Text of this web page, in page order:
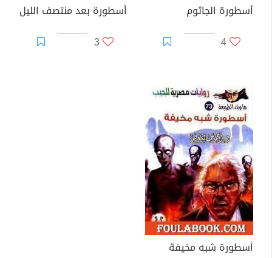
أسطورة الجاثوم
4
أسطورة بعد منتصف الليل
3
أسطورة شبه مخيفة